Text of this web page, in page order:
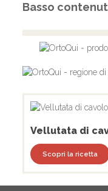
Basso
Vellutata di
Scopri la ricetta